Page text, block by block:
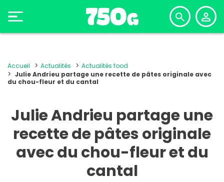
Accueil Actualités
Actualités food
Julie Andrieu partage une recette de pâtes originale avec
du chou-fleur et du cantal
Julie Andrieu partage une
recette de pâtes originale
avec du chou-fleur et du
cantal